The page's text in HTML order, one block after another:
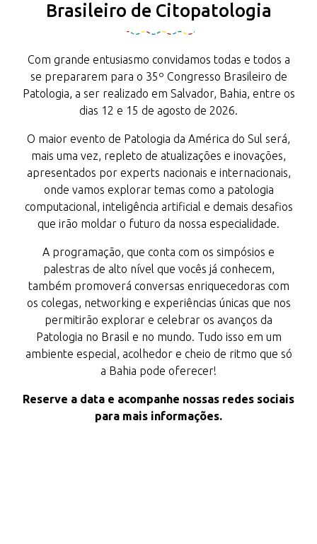
Brasileiro de Citopatologia
Com grande entusiasmo convidamos todas e todos a
se prepararem para o 35º Congresso Brasileiro de
Patologia, a ser realizado em Salvador, Bahia, entre os
dias 12 e 15 de agosto de 2026.
O maior evento de Patologia da América do Sul será,
mais uma vez, repleto de atualizações e inovações,
apresentados por experts nacionais e internacionais,
onde vamos explorar temas como a patologia
computacional, inteligência artificial e demais desafios
que irão moldar o futuro da nossa especialidade.
A programação, que conta com os simpósios e
palestras de alto nível que vocês já conhecem,
também promoverá conversas enriquecedoras com
os colegas, networking e experiências únicas que nos
permitirão explorar e celebrar os avanços da
Patologia no Brasil e no mundo. Tudo isso em um
ambiente especial, acolhedor e cheio de ritmo que só
a Bahia pode oferecer!
Reserve a data e acompanhe nossas redes sociais
para mais informações.